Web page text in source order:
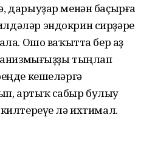
дарыуҙар менән баҫырға
эндокрин сирҙәре
Ошо ваҡытта бер аҙ
тыңлап
кешеләргә
артыҡ сабыр булыу
лә ихтимал.